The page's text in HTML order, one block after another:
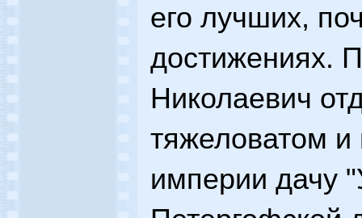
его лучших,
достижениях.
Николаевич
тяжеловатом
империи дачу